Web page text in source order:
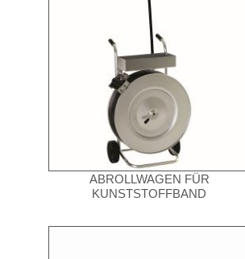
ABROLLWAGEN FÜR
KUNSTSTOFFBAND